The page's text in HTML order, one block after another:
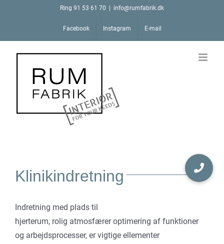
Ring 91 53 61 70 info@rumfabrik.dk
Facebook Instagram E-mail
Klinikindretning
Indretning med plads til
hjerterum, rolig atmosfærer optimering af funktioner
og arbejdsprocesser, er vigtige ellementer